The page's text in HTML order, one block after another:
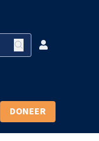
DONEER